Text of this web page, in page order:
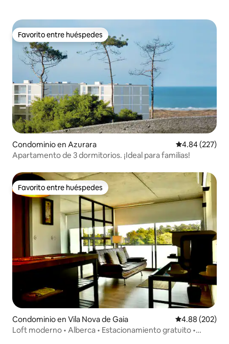
Favorito entre huéspedes
Favorito entre huéspedes
Condominio en Azurara Calificación
4.84 (227)
Apartamento de 3 dormitorios. ¡Ideal para familias!
Favorito entre huéspedes
Favorito entre huéspedes
Condominio en Vila Nova de Gaia Calificación
4.88 (202)
Loft moderno • Alberca • Estacionamiento gratuito •